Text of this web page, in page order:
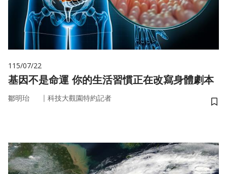
115/07/22
基因不是命運 你的生活習慣正在改寫身體劇本
鄒明珆 ｜ 科技大觀園特約記者
儲